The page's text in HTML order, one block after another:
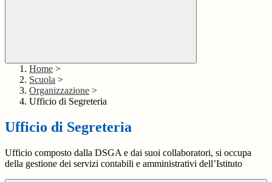
Home >
Scuola >
Organizzazione >
Ufficio di Segreteria
Ufficio di Segreteria
Ufficio composto dalla DSGA e dai suoi collaboratori, si occupa
della gestione dei servizi contabili e amministrativi dell’Istituto